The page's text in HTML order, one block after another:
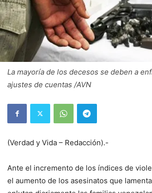
La mayoría de los decesos se deben a
ajustes de cuentas /AVN
(Verdad y Vida – Redacción).-
Ante el incremento de los índices de
el aumento de los asesinatos que